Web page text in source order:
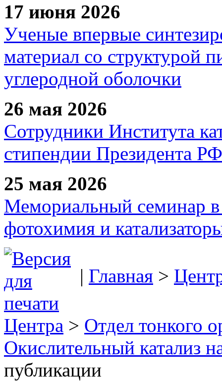
17 июня 2026
Ученые впервые
материал со структурой
углеродной оболочки
26 мая 2026
Сотрудники Института
стипендии Президента РФ
25 мая 2026
Мемориальный семинар в
фотохимия и
| Главная >
Центра > Отдел тонкого
Окислительный катализ
публикации